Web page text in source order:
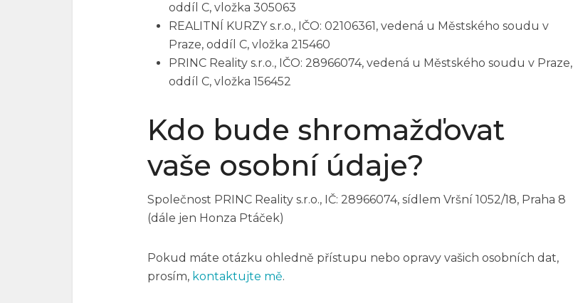
oddíl C, vložka 305063
REALITNÍ KURZY s.r.o., IČO: 02106361, vedená u Městského soudu v
Praze, oddíl C, vložka 215460
PRINC Reality s.r.o., IČO: 28966074, vedená u Městského soudu v Praze,
oddíl C, vložka 156452
Kdo bude shromažďovat
vaše osobní údaje?
Společnost PRINC Reality s.r.o., IČ: 28966074, sídlem Vršní 1052/18, Praha 8
(dále jen Honza Ptáček)
Pokud máte otázku ohledně přístupu nebo opravy vašich osobních dat,
prosím, kontaktujte mě.